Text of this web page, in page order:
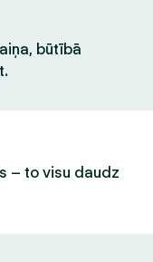
būtībā
– to visu daudz